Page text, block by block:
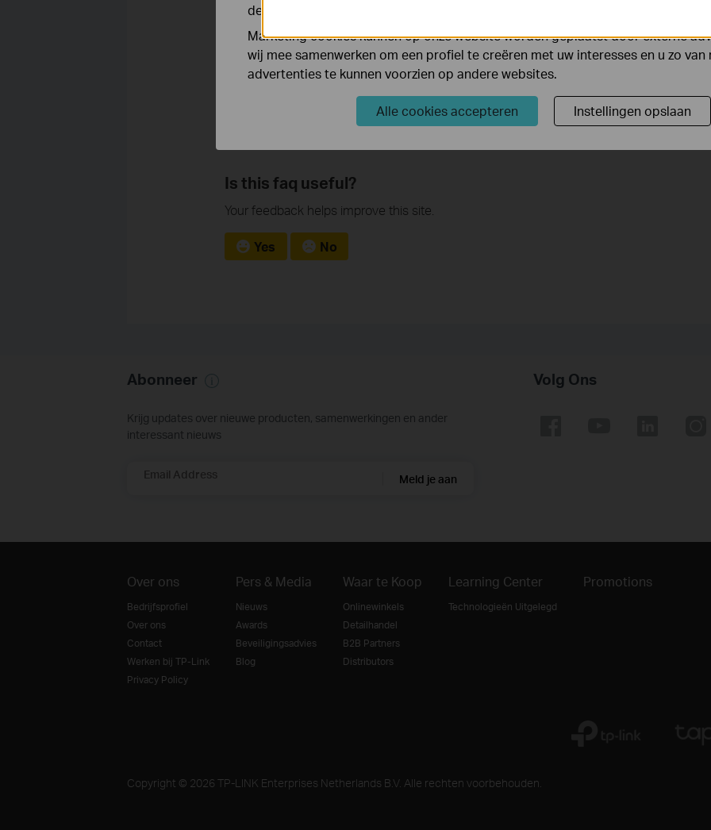
Step 2 Check the TCP/IP settings on the particular device if all other devices can get internet from
Is this faq useful?
Your feedback helps improve this site.
Yes No
Abonneer
Krijg updates over nieuwe producten, samenwerkingen en ander
interessant nieuws
Email Address Meld je aan
Volg Ons
Over ons
Bedrijfsprofiel
Over ons
Contact
Werken bij TP-Link
Privacy Policy
Pers & Media
Nieuws
Awards
Beveiligingsadvies
Blog
Waar te Koop
Onlinewinkels
Detailhandel
B2B Partners
Distributors
Learning Center
Technologieën Uitgelegd
Promotions
Copyright © 2026 TP-LINK Enterprises Netherlands B.V. Alle rechten voorbehouden.
de functionaliteit van de website aan te passen en te verbeteren.
Marketing cookies kunnen op onze website worden geplaatst door externe
wij mee samenwerken om een profiel te creëren met uw interesses en u zo van
advertenties te kunnen voorzien op andere websites.
Alle cookies accepteren Instellingen opslaan